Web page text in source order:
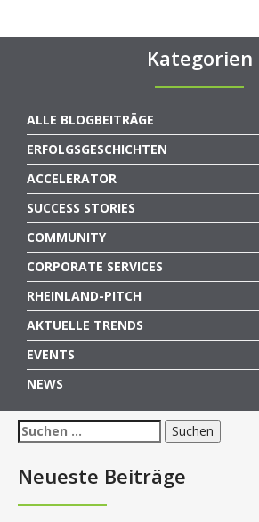
Kategorien
ALLE BLOGBEITRÄGE
ERFOLGSGESCHICHTEN
ACCELERATOR
SUCCESS STORIES
COMMUNITY
CORPORATE SERVICES
RHEINLAND-PITCH
AKTUELLE TRENDS
EVENTS
NEWS
Suchen
nach:
Neueste Beiträge